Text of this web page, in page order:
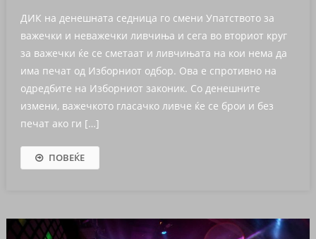
ДИК на денешната седница го смени Упатството за
важечки и неважечки ливчиња и сега во вториот круг
за важечки ќе се сметаат и ливчињата на кои нема да
има печат од Изборниот одбор. Ова е спротивно на
одредбите на Изборниот законик. Со денешните
измени, важечкото гласачко ливче ќе се брои и без
печат ако ги […]
ПОВЕЌЕ